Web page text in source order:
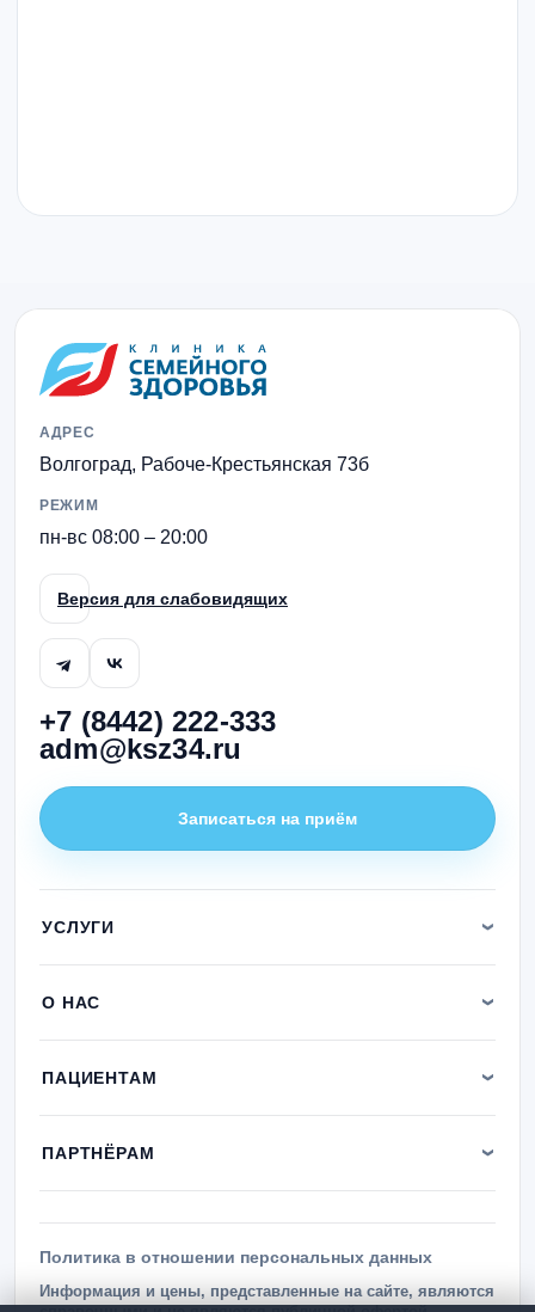
АДРЕС
Волгоград, Рабоче-Крестьянская 73б
РЕЖИМ
пн-вс 08:00 – 20:00
Версия для слабовидящих
+7 (8442) 222-333
adm@ksz34.ru
Записаться на приём
УСЛУГИ
О НАС
ПАЦИЕНТАМ
ПАРТНЁРАМ
Политика в отношении персональных данных
Информация и цены, представленные на сайте, являются